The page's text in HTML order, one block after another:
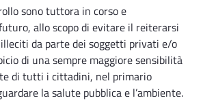
sono tuttora in corso e
allo scopo di evitare il reiterarsi
da parte dei soggetti privati e/o
di una sempre maggiore sensibilità
di tutti i cittadini, nel primario
la salute pubblica e l’ambiente.